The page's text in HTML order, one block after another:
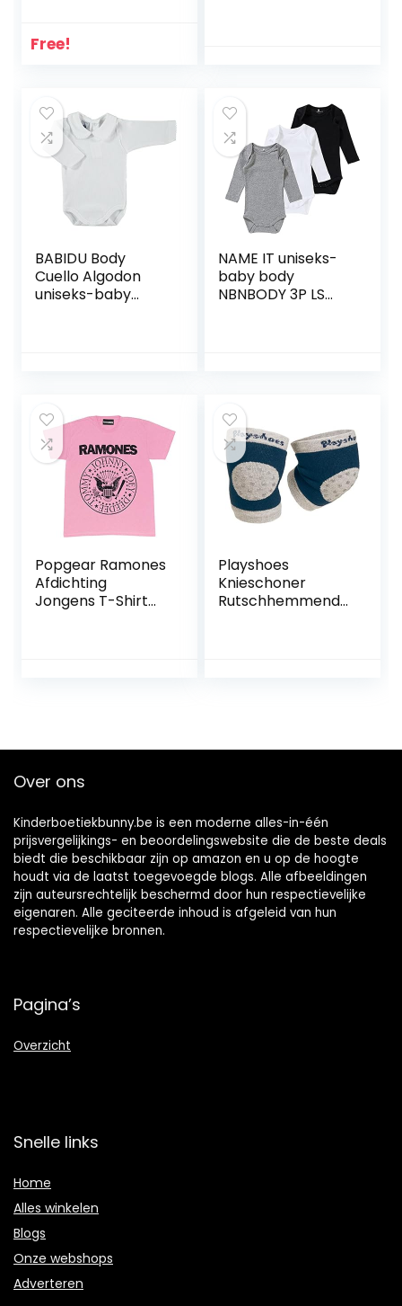
Free!
BABIDU Body
Cuello Algodon
uniseks-baby
NAME IT uniseks-
baby body
NBNBODY 3P LS
Popgear Ramones
Afdichting
Jongens T-Shirt
Playshoes
Knieschoner
Rutschhemmend
Over ons
Kinderboetiekbunny.be is een moderne alles-in-één
prijsvergelijkings- en beoordelingswebsite die de beste deals
biedt die beschikbaar zijn op amazon en u op de hoogte
houdt via de laatst toegevoegde blogs. Alle afbeeldingen
zijn auteursrechtelijk beschermd door hun respectievelijke
eigenaren. Alle geciteerde inhoud is afgeleid van hun
respectievelijke bronnen.
Pagina’s
Overzicht
Snelle links
Home
Alles winkelen
Blogs
Onze webshops
Adverteren